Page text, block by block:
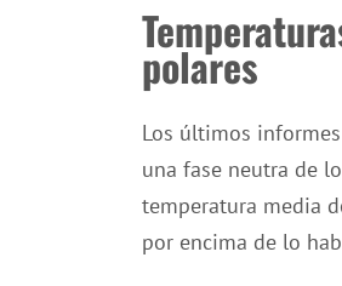
polares
Los últimos
una fase neutra de
temperatura media
por encima de lo